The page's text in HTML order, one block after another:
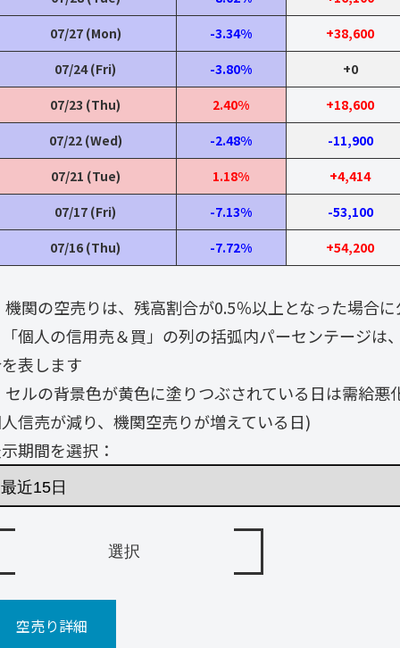
07/27 (Mon)
-3.34%
+38,600
07/24 (Fri)
-3.80%
+0
07/23 (Thu)
2.40%
+18,600
07/22 (Wed)
-2.48%
-11,900
07/21 (Tue)
1.18%
+4,414
07/17 (Fri)
-7.13%
-53,100
07/16 (Thu)
-7.72% +54,200
機関の空売りは、残高割合が0.5％以上となった場合
個人の信用売＆買」の列の括弧内パーセンテージは
表します
セルの背景色が黄色に塗りつぶされている日は需給
信売が減り、機関空売りが増えている日)
期間を選択：
空売り詳細